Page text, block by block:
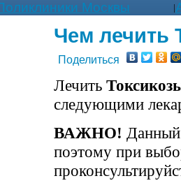
Москвы |
Чем лечить
Поделиться
Лечить
следующими
ВАЖНО! Данный
поэтому при